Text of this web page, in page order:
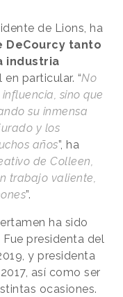
de Lions, ha
DeCourcy tanto
industria
particular. “No
sino que
su inmensa
y los
años”, ha
de Colleen,
trabajo valiente,
”.
ha sido
presidenta del
y presidenta
así como ser
ocasiones.